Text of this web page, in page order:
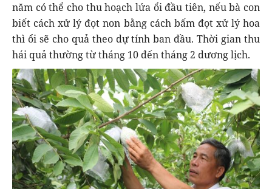
năm có thể cho thu hoạch lứa ổi đầu tiên, nếu bà con
biết cách xử lý đọt non bằng cách bấm đọt xử lý hoa
thì ổi sẽ cho quả theo dự tính ban đầu. Thời gian thu
hái quả thường từ tháng 10 đến tháng 2 dương lịch.